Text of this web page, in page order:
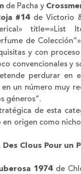
de Pacha y
#14 de Victorio
title=»List
de
y con
convencionales y
perdurar en
un número muy
géneros”.
de esta
origen como
Des Clous Pour un
1974 de